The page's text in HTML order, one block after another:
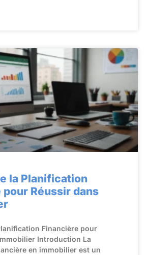
la Planification
pour Réussir dans
Financière pour
Introduction La
en immobilier est un